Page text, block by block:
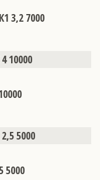
3,2 7000
5000